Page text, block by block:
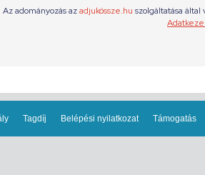
Tagdíj Belépési nyilatkozat Támogatás